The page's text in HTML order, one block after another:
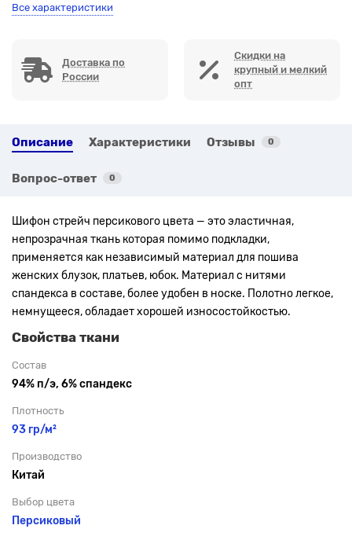
Все характеристики
Доставка по
России
Скидки на
крупный и мелкий
опт
Описание Характеристики Отзывы 0
Вопрос-ответ 0
Шифон стрейч персикового цвета — это эластичная,
непрозрачная ткань которая помимо подкладки,
применяется как независимый материал для пошива
женских блузок, платьев, юбок. Материал с нитями
спандекса в составе, более удобен в носке. Полотно легкое,
немнущееся, обладает хорошей износостойкостью.
Свойства ткани
Состав
94% п/э, 6% спандекс
Плотность
93 гр/м²
Производство
Китай
Выбор цвета
Персиковый